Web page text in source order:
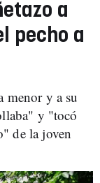
a
pecho a
menor y a su
y "tocó
de la joven